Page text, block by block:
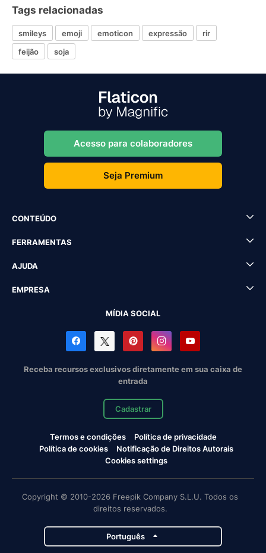
Tags relacionadas
smileys emoji emoticon expressão
rir
feijão
soja
Acesso para colaboradores
Seja Premium
CONTEÚDO
FERRAMENTAS
AJUDA
EMPRESA
MÍDIA SOCIAL
Receba recursos exclusivos diretamente em sua caixa de
entrada
Cadastrar
Termos e condições
Política de privacidade
Política de cookies
Notificação de Direitos Autorais
Cookies settings
Copyright © 2010-2026 Freepik Company S.L.U. Todos os
direitos reservados.
Português